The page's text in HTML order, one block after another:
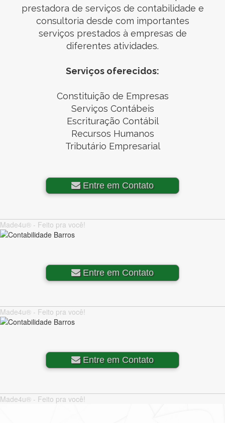
prestadora de serviços de contabilidade e
consultoria desde com importantes
serviços prestados à empresas de
diferentes atividades.
Serviços oferecidos:
Constituição de Empresas
Serviços Contábeis
Escrituração Contábil
Recursos Humanos
Tributário Empresarial
Entre em Contato
Made4u® - Feito pra você!
Entre em Contato
Made4u® - Feito pra você!
Entre em Contato
Made4u® - Feito pra você!